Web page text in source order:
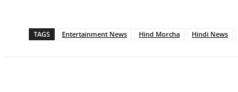
TAGS Entertainment News Hind Morcha Hindi News